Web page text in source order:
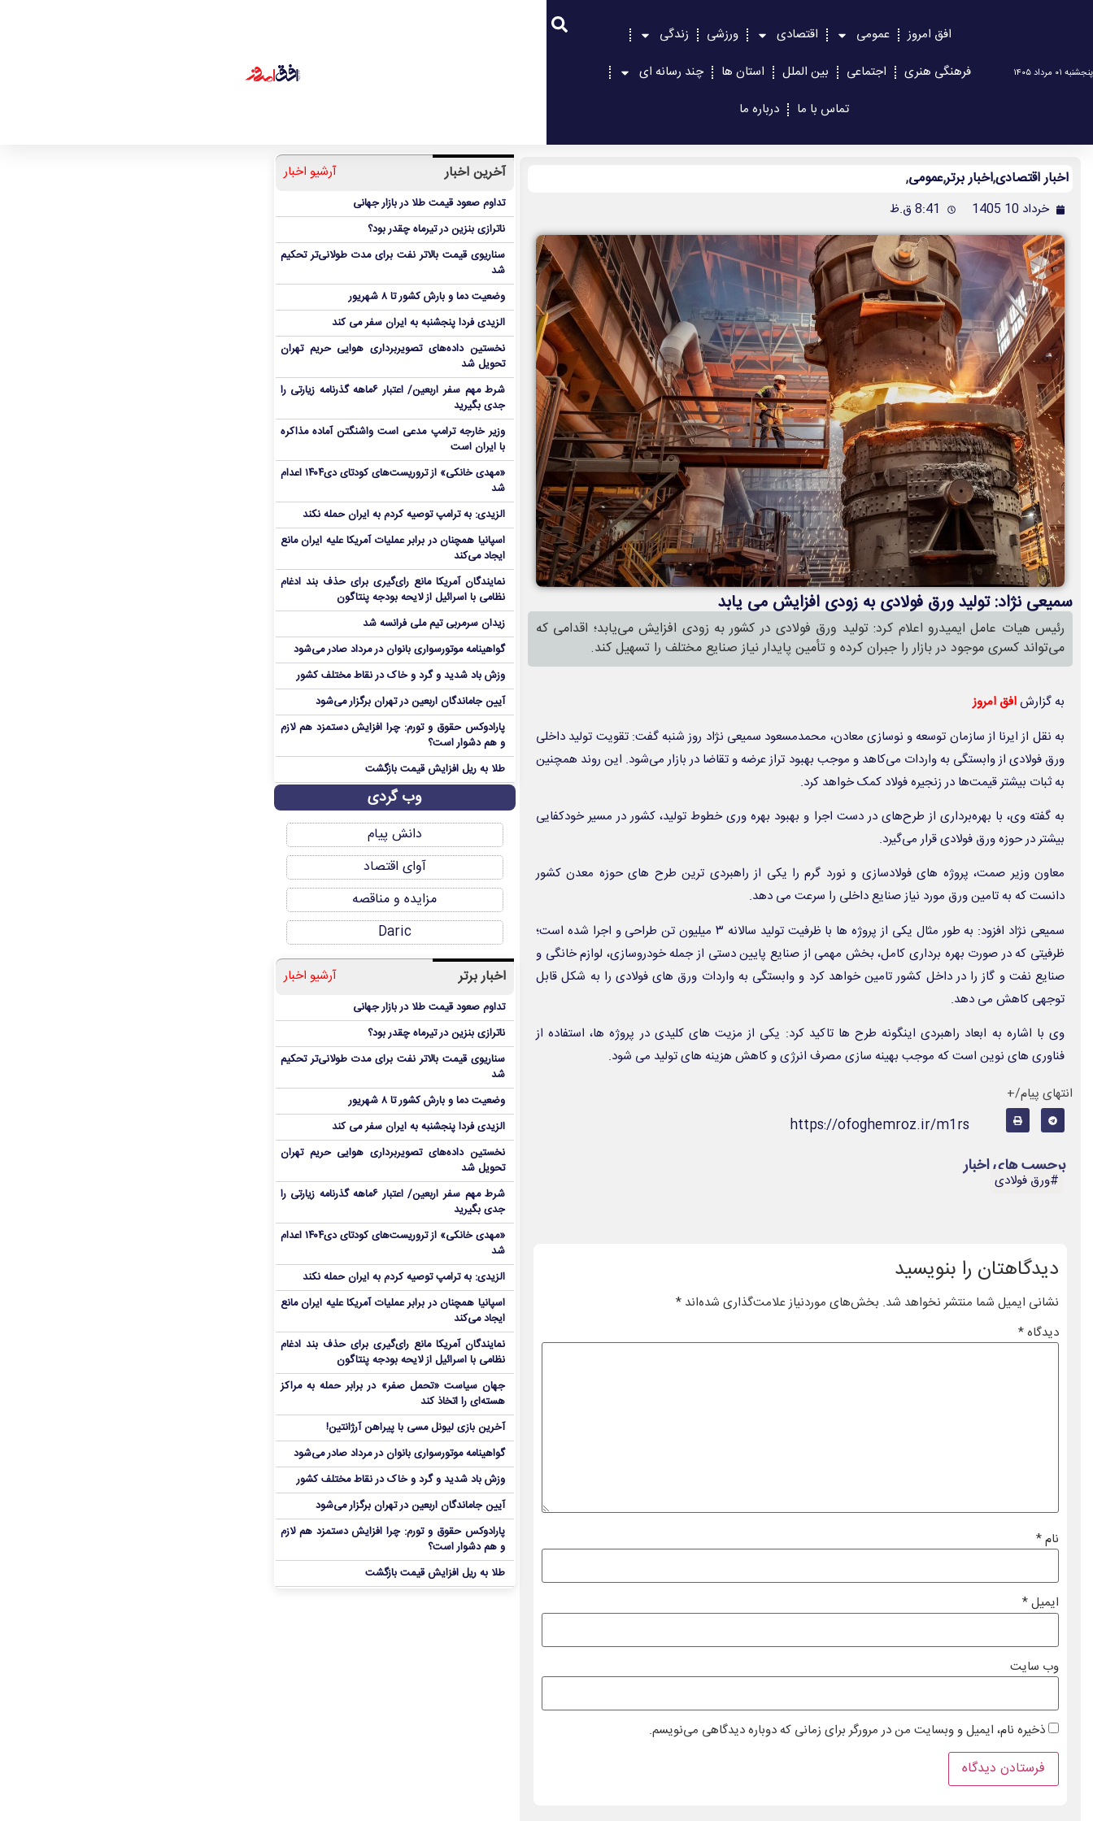
پنجشنبه ۰۱ مرداد ۱۴۰۵
افق امروز عمومی اقتصادی ورزشی
زندگی
فرهنگی هنری
اجتماعی بین الملل استان ها
چند رسانه ای
تماس با ما
درباره ما
اخبار اقتصادی,اخبار برتر,عمومی,
خرداد 10 1405 8:41 ق.ظ
سمیعی نژاد: تولید ورق فولادی به زودی افزایش می یابد
رئیس هیات عامل ایمیدرو اعلام کرد: تولید ورق فولادی در کشور به‌ زودی افزایش می‌یابد؛ اقدامی که
می‌تواند کسری موجود در بازار را جبران کرده و تأمین پایدار نیاز صنایع مختلف را تسهیل کند.
به گزارش افق امروز
به نقل از ایرنا از سازمان توسعه و نوسازی معادن، محمدمسعود سمیعی نژاد روز شنبه گفت: تقویت تولید داخلی
ورق فولادی از وابستگی به واردات می‌کاهد و موجب بهبود تراز عرضه و تقاضا در بازار می‌شود. این روند همچنین
به ثبات بیشتر قیمت‌ها در زنجیره فولاد کمک خواهد کرد.
به گفته وی‌، با بهره‌برداری از طرح‌های در دست اجرا و بهبود بهره‌ وری خطوط تولید، کشور در مسیر خودکفایی
بیشتر در حوزه ورق فولادی قرار می‌گیرد.
معاون وزیر صمت، پروژه های فولادسازی و نورد گرم را یکی از راهبردی ترین طرح های حوزه معدن کشور
دانست که به تامین ورق مورد نیاز صنایع داخلی را سرعت می دهد.
سمیعی نژاد افزود: به طور مثال یکی از پروژه ها با ظرفیت تولید سالانه ۳ میلیون تن طراحی و اجرا شده است؛
ظرفیتی که در صورت بهره برداری کامل، بخش مهمی از صنایع پایین دستی از جمله خودروسازی، لوازم خانگی و
صنایع نفت و گاز را در داخل کشور تامین خواهد کرد و وابستگی به واردات ورق های فولادی را به شکل قابل
توجهی کاهش می دهد.
وی با اشاره به ابعاد راهبردی اینگونه طرح ها تاکید کرد: یکی از مزیت های کلیدی در پروژه ها، استفاده از
فناوری های نوین است که موجب بهینه سازی مصرف انرژی و کاهش هزینه های تولید می شود.
انتهای پیام/+
https://ofoghemroz.ir/m1rs
برچسب های اخبار
#ورق فولادی
دیدگاهتان را بنویسید
نشانی ایمیل شما منتشر نخواهد شد. بخش‌های موردنیاز علامت‌گذاری شده‌اند*
دیدگاه*
نام*
ایمیل*
وب‌ سایت
ذخیره نام، ایمیل و وبسایت من در مرورگر برای زمانی که دوباره دیدگاهی می‌نویسم.
آخرین اخبار آرشیو اخبار
تداوم صعود قیمت طلا در بازار جهانی
ناترازی بنزین در تیرماه چقدر بود؟
سناریوی قیمت بالاتر نفت برای مدت طولانی‌تر تحکیم
شد
وضعیت دما و بارش کشور تا ۸ شهریور
الزیدی فردا پنجشنبه به ایران سفر می کند
نخستین داده‌های تصویربرداری هوایی حریم تهران
تحویل شد
شرط مهم سفر اربعین/ اعتبار ۶ماهه گذرنامه زیارتی را
جدی بگیرید
وزیر خارجه ترامپ مدعی است واشنگتن آماده مذاکره
با ایران است
«مهدی خانکی» از تروریست‌های کودتای دی۱۴۰۴ اعدام
شد
الزیدی: به ترامپ توصیه کردم به ایران حمله نکند
اسپانیا همچنان در برابر عملیات آمریکا علیه ایران مانع
ایجاد می‌کند
نمایندگان آمریکا مانع رای‌گیری برای حذف بند ادغام
نظامی با اسرائیل از لایحه بودجه پنتاگون
زیدان سرمربی تیم ملی فرانسه شد
گواهینامه موتورسواری بانوان در مرداد صادر می‌شود
وزش باد شدید و گرد و خاک در نقاط مختلف کشور
آیین جاماندگان اربعین در تهران برگزار می‌شود
پارادوکس حقوق و تورم: چرا افزایش دستمزد هم لازم
و هم دشوار است؟
طلا به ریل افزایش قیمت بازگشت
وب گردی
دانش پیام
آوای اقتصاد
مزایده و مناقصه
Daric
اخبار برتر آرشیو اخبار
تداوم صعود قیمت طلا در بازار جهانی
ناترازی بنزین در تیرماه چقدر بود؟
سناریوی قیمت بالاتر نفت برای مدت طولانی‌تر تحکیم
شد
وضعیت دما و بارش کشور تا ۸ شهریور
الزیدی فردا پنجشنبه به ایران سفر می کند
نخستین داده‌های تصویربرداری هوایی حریم تهران
تحویل شد
شرط مهم سفر اربعین/ اعتبار ۶ماهه گذرنامه زیارتی را
جدی بگیرید
«مهدی خانکی» از تروریست‌های کودتای دی۱۴۰۴ اعدام
شد
الزیدی: به ترامپ توصیه کردم به ایران حمله نکند
اسپانیا همچنان در برابر عملیات آمریکا علیه ایران مانع
ایجاد می‌کند
نمایندگان آمریکا مانع رای‌گیری برای حذف بند ادغام
نظامی با اسرائیل از لایحه بودجه پنتاگون
جهان سیاست «تحمل صفر» در برابر حمله به مراکز
هسته‌ای را اتخاذ کند
آخرین بازی لیونل مسی با پیراهن آرژانتین!
گواهینامه موتورسواری بانوان در مرداد صادر می‌شود
وزش باد شدید و گرد و خاک در نقاط مختلف کشور
آیین جاماندگان اربعین در تهران برگزار می‌شود
پارادوکس حقوق و تورم: چرا افزایش دستمزد هم لازم
و هم دشوار است؟
طلا به ریل افزایش قیمت بازگشت